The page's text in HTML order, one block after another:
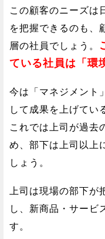
この顧客のニーズは
を把握できるのも、
層の社員でしょう。
ている社員は「環
今は「マネジメント
して成果を上げてい
これでは上司が過去
め、部下は上司以上
しょう。
上司は現場の部下
し、新商品・サービ
す。